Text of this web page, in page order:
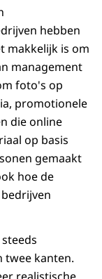
hebben
makkelijk is om
management
foto's op
promotionele
die online
op basis
gemaakt
hoe de
twee kanten.
realistische